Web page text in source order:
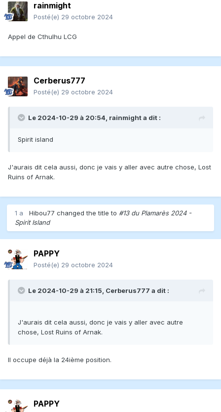
rainmight
Posté(e) 29 octobre 2024
Appel de Cthulhu LCG
Cerberus777
Posté(e) 29 octobre 2024
Le 2024-10-29 à 20:54, rainmighta dit :
Spirit island
J'aurais dit cela aussi, donc je vais y aller avec autre chose, Lost
Ruins of Arnak.
1 a Hibou77 changed the title to #13 du Plamarès 2024 -
Spirit Island
PAPPY
Posté(e) 29 octobre 2024
Le 2024-10-29 à 21:15, Cerberus777 a dit :
J'aurais dit cela aussi, donc je vais y aller avec autre
chose, Lost Ruins of Arnak.
Il occupe déjà la 24ième position.
PAPPY